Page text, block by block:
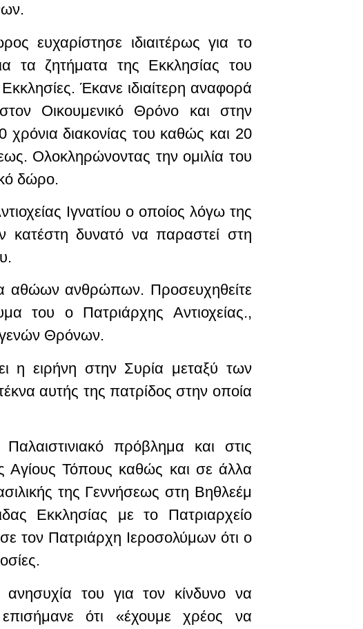
ευχαρίστησε ιδιαιτέρως για το
τα ζητήματα της Εκκλησίας του
Έκανε ιδιαίτερη αναφορά
Οικουμενικό Θρόνο και στην
διακονίας του καθώς και 20
Ολοκληρώνοντας την ομιλία του
δώρο.
Ιγνατίου ο οποίος λόγω της
κατέστη δυνατό να παραστεί στη
αθώων ανθρώπων. Προσευχηθείτε
του ο Πατριάρχης Αντιοχείας.,
Θρόνων.
η ειρήνη στην Συρία μεταξύ των
αυτής της πατρίδος στην οποία
πρόβλημα και στις
Αγίους Τόπους καθώς και σε άλλα
της Γεννήσεως στη Βηθλεέμ
Εκκλησίας με το Πατριαρχείο
τον Πατριάρχη Ιεροσολύμων ότι ο
του για τον κίνδυνο να
ότι «έχουμε χρέος να